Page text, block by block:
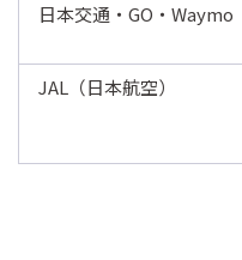
日本交通・GO・Waymo
JAL（日本航空）